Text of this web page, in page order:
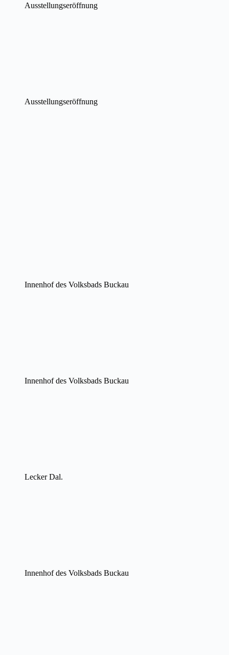
Ausstellungseröffnung
Ausstellungseröffnung
Innenhof des Volksbads Buckau
Innenhof des Volksbads Buckau
Lecker Dal.
Innenhof des Volksbads Buckau